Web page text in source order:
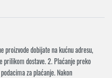
proizvode dobijate na kućnu adresu,
prilikom dostave. 2. Plaćanje preko
za plaćanje. Nakon